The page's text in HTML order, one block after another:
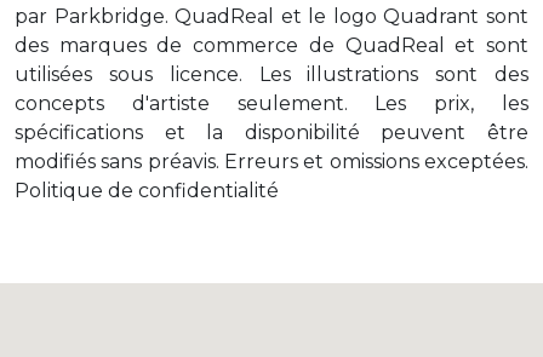
par Parkbridge. QuadReal et le logo Quadrant sont
des marques de commerce de QuadReal et sont
utilisées sous licence. Les illustrations sont des
concepts d'artiste seulement. Les prix, les
spécifications et la disponibilité peuvent être
modifiés sans préavis. Erreurs et omissions exceptées.
Politique de confidentialité